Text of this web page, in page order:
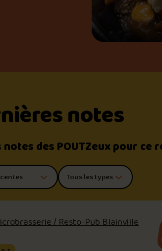
notes
des POUTZeux pour ce
Trier les commentaires
Filtrer par type de poutine
/ Resto-Pub Blainville